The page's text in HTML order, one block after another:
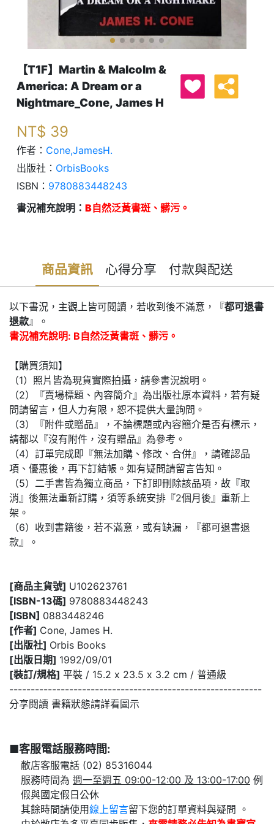
【T1F】Martin & Malcolm &
America: A Dream or a
Nightmare_Cone, James H
NT$ 39
作者： Cone,JamesH.
出版社： OrbisBooks
ISBN： 9780883448243
書況補充說明： B自然泛黃書斑、髒污。
商品資訊 心得分享 付款與配送
以下書況，主觀上皆可閱讀，若收到後不滿意，『都可退書
退款』。
書況補充說明: B自然泛黃書斑、髒污。
【購買須知】
（1）照片皆為現貨實際拍攝，請參書況說明。
（2）『賣場標題、內容簡介』為出版社原本資料，若有疑
問請留言，但人力有限，恕不提供大量詢問。
（3）『附件或贈品』，不論標題或內容簡介是否有標示，
請都以『沒有附件，沒有贈品』為參考。
（4）訂單完成即『無法加購、修改、合併』，請確認品
項、優惠後，再下訂結帳。如有疑問請留言告知。
（5）二手書皆為獨立商品，下訂即刪除該品項，故『取
消』後無法重新訂購，須等系統安排『2個月後』重新上
架。
（6）收到書籍後，若不滿意，或有缺漏，『都可退書退
款』。
[商品主貨號] U102623761
[ISBN-13碼] 9780883448243
[ISBN] 0883448246
[作者] Cone, James H.
[出版社] Orbis Books
[出版日期] 1992/09/01
[裝訂/規格] 平裝 / 15.2 x 23.5 x 3.2 cm / 普通級
-----------------------------------------------------------
分享閱讀 書籍狀態請詳看圖示
■客服電話服務時間:
敝店客服電話 (02) 85316044
服務時間為 週一至週五 09:00-12:00 及 13:00-17:00 例
假與國定假日公休
其餘時間請使用線上留言
留下您的訂單資料與疑問 。